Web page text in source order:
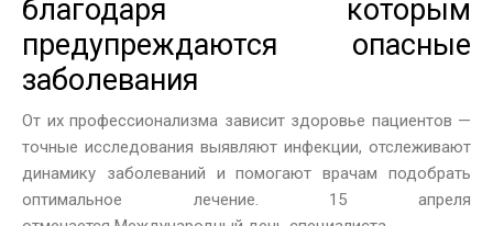
благодаря которым
предупреждаются опасные
заболевания
От их профессионализма зависит здоровье пациентов —
точные исследования выявляют инфекции, отслеживают
динамику заболеваний и помогают врачам подобрать
оптимальное лечение. 15 апреля